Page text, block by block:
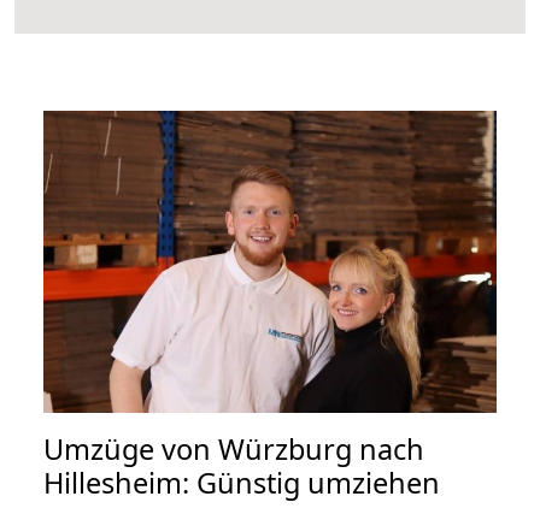
Umzüge von Würzburg nach
Hillesheim: Günstig umziehen